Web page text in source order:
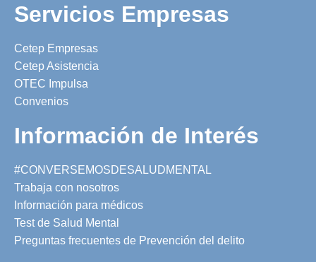
Servicios Empresas
Cetep Empresas
Cetep Asistencia
OTEC Impulsa
Convenios
Información de Interés
#CONVERSEMOSDESALUDMENTAL
Trabaja con nosotros
Información para médicos
Test de Salud Mental
Preguntas frecuentes de Prevención del delito